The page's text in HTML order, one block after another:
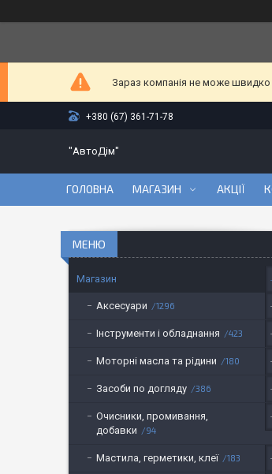
Зараз компанія не може швидко
+380 (67) 361-71-78
"АвтоДім"
ГОЛОВНА МАГАЗИН АКЦІЇ
Магазин
Аксесуари 1296
Інструменти і обладнання 423
Моторні масла та рідини 180
Засоби по догляду 386
Очисники, промивання,
добавки
94
Мастила, герметики, клеї 183